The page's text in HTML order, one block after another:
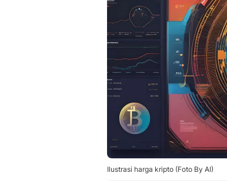
Ilustrasi harga kripto (Foto By AI)